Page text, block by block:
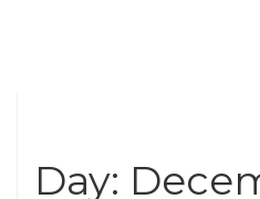
Day: